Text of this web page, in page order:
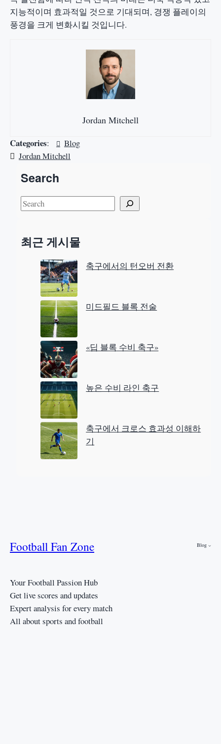
지능적이며 효과적일 것으로 기대되며, 경쟁 플레이의
풍경을 크게 변화시킬 것입니다.
Jordan Mitchell
Categories:
Blog
Jordan Mitchell
Search
S
e
r
최근 게시물
축구에서의 턴오버 전환
미드필드 블록 전술
«딥 블록 수비 축구»
높은 수비 라인 축구
축구에서 크로스 효과성 이해하
기
Football Fan Zone
Your Football Passion Hub
Get live scores and updates
Expert analysis for every match
All about sports and football
Blog